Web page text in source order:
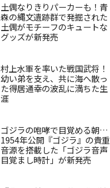
土偶なりきりパーカーも！青
森の縄文遺跡群で発掘された
土偶がモチーフのキュートな
グッズが新発売
村上水軍を率いた戦国武将！
幼い弟を支え、共に海へ散っ
た得居通幸の波乱に満ちた生
涯
ゴジラの咆哮で目覚める朝…
1954年公開『ゴジラ』の貴重
音源を搭載した「ゴジラ音声
目覚まし時計」が新発売